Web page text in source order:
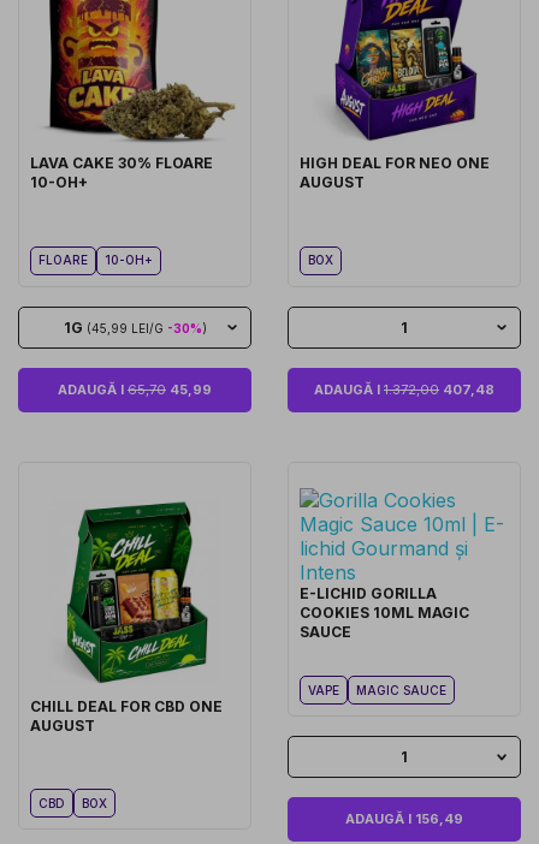
LAVA CAKE 30% FLOARE
10-OH+
FLOARE 10-OH+
1G (45,99 LEI/G -30%)
ADAUGĂ I 65,70 45,99
HIGH DEAL FOR NEO ONE
AUGUST
BOX
1
ADAUGĂ I 1.372,00 407,48
CHILL DEAL FOR CBD ONE
AUGUST
CBD BOX
E-LICHID GORILLA
COOKIES 10ML MAGIC
SAUCE
VAPE MAGIC SAUCE
1
ADAUGĂ I 156,49